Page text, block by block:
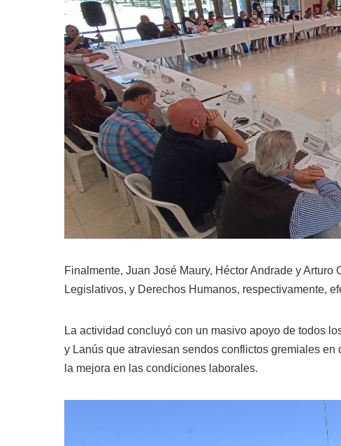
Finalmente, Juan José Maury, Héctor Andrade y
Legislativos, y Derechos Humanos, respectivamente,
La actividad concluyó con un masivo apoyo de todos
y Lanús que atraviesan sendos conflictos gremiales
la mejora en las condiciones laborales.